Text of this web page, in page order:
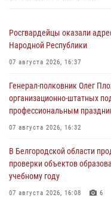
Росгвардейцы оказали
Народной Республики
07 августа 2026, 16:37
Генерал-полковник Олег
организационно-штатных
профессиональным
07 августа 2026, 16:32
В Белгородской области
проверки объектов
учебному году
07 августа 2026, 16:08 6